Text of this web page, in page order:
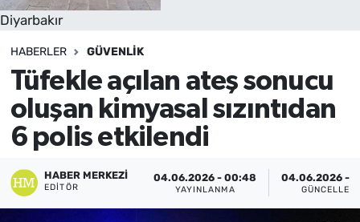
Diyarbakır
HABERLER GÜVENLIK
Tüfekle açılan ateş sonucu
oluşan kimyasal sızıntıdan
6 polis etkilendi
HABER MERKEZI
EDITÖR
04.06.2026 - 00:48
YAYINLANMA
04.06.2026 -